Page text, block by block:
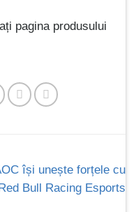
pagina produsului
își unește forțele cu
Bull Racing Esports